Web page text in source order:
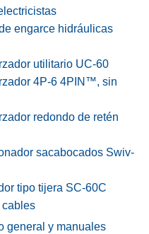
engarce hidráulicas
utilitario UC-60
4P-6 4PIN™, sin
redondo de retén
sacabocados Swiv-
tipo tijera SC-60C
cables
general y manuales